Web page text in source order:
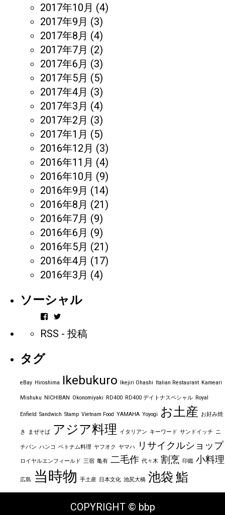
2017年10月 (4)
2017年9月 (3)
2017年8月 (4)
2017年7月 (2)
2017年6月 (3)
2017年5月 (5)
2017年4月 (3)
2017年3月 (4)
2017年2月 (3)
2017年1月 (5)
2016年12月 (3)
2016年11月 (4)
2016年10月 (9)
2016年9月 (14)
2016年8月 (21)
2016年7月 (9)
2016年6月 (9)
2016年5月 (21)
2016年4月 (17)
2016年3月 (4)
ソーシャル
vintageorder
ん
ー
を
で
示
ん
の
ー
を
で
示
RSS - 投稿
タグ
eBay Hiroshima Ikebukuro Ikejiri Ohashi Italian Restaurant Kameari
Mishuku NICHIBAN Okonomiyaki RD400 RD400 デイトナスペシャル Royal
Enfield Sandwich Stamp Vietnam Food YAMAHA Yoyogi お土産 お好み焼
き まぜそば アジア料理 イタリアン キーワード サンドイッチ ニ
チバン ハンコ ベトナム料理 ヤフオク ヤマハ リサイクルショップ
ロイヤルエンフィールド 三宿 亀有 二毛作 代々木 割烹 印鑑 小料理
広島 当時物 手土産 日本文化 池尻大橋 池袋 鮨
COPYRIGHT © bbp